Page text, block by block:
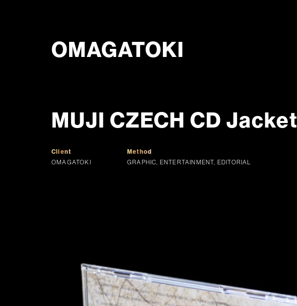
OMAGATOKI
MUJI CZECH CD Jacket
Client
OMAGATOKI
Method
GRAPHIC, ENTERTAINMENT, EDITORIAL